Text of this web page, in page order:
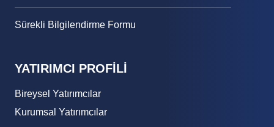
Sürekli Bilgilendirme Formu
YATIRIMCI PROFİLİ
Bireysel Yatırımcılar
Kurumsal Yatırımcılar